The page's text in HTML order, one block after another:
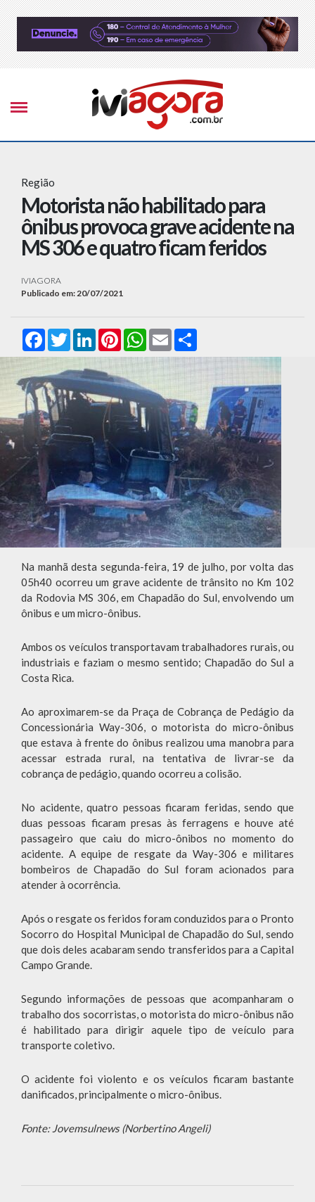
Região
Motorista não habilitado para
ônibus provoca grave acidente na
MS 306 e quatro ficam feridos
IVIAGORA
Publicado em: 20/07/2021
FacebookTwitterLinkedInPinterestWhatsApp
Email
Na manhã desta segunda-feira, 19 de julho, por volta das
05h40 ocorreu um grave acidente de trânsito no Km 102
da Rodovia MS 306, em Chapadão do Sul, envolvendo um
ônibus e um micro-ônibus.
Ambos os veículos transportavam trabalhadores rurais, ou
industriais e faziam o mesmo sentido; Chapadão do Sul a
Costa Rica.
Ao aproximarem-se da Praça de Cobrança de Pedágio da
Concessionária Way-306, o motorista do micro-ônibus
que estava à frente do ônibus realizou uma manobra para
acessar estrada rural, na tentativa de livrar-se da
cobrança de pedágio, quando ocorreu a colisão.
No acidente, quatro pessoas ficaram feridas, sendo que
duas pessoas ficaram presas às ferragens e houve até
passageiro que caiu do micro-ônibos no momento do
acidente. A equipe de resgate da Way-306 e militares
bombeiros de Chapadão do Sul foram acionados para
atender à ocorrência.
Após o resgate os feridos foram conduzidos para o Pronto
Socorro do Hospital Municipal de Chapadão do Sul, sendo
que dois deles acabaram sendo transferidos para a Capital
Campo Grande.
Segundo informações de pessoas que acompanharam o
trabalho dos socorristas, o motorista do micro-ônibus não
é habilitado para dirigir aquele tipo de veículo para
transporte coletivo.
O acidente foi violento e os veículos ficaram bastante
danificados, principalmente o micro-ônibus.
Fonte: Jovemsulnews (Norbertino Angeli)